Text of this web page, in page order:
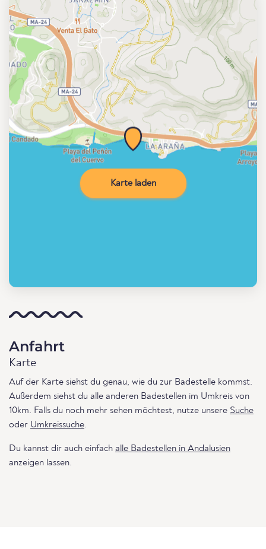
Karte laden
Anfahrt
Karte
Auf der Karte siehst du genau, wie du zur Badestelle kommst.
Außerdem siehst du alle anderen Badestellen im Umkreis von
10km. Falls du noch mehr sehen möchtest, nutze unsere Suche
oder Umkreissuche.
Du kannst dir auch einfach alle Badestellen in Andalusien
anzeigen lassen.